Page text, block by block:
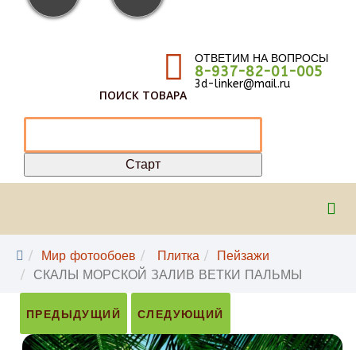
ОТВЕТИМ НА ВОПРОСЫ
8-937-82-01-005
3d-linker@mail.ru
ПОИСК ТОВАРА
Мир фотообоев Плитка
Пейзажи
СКАЛЫ МОРСКОЙ ЗАЛИВ ВЕТКИ ПАЛЬМЫ
ПРЕДЫДУЩИЙ СЛЕДУЮЩИЙ